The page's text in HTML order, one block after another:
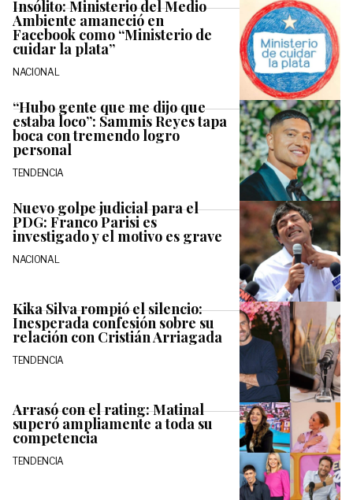
Insólito: Ministerio del Medio
Ambiente amaneció en
Facebook como “Ministerio de
cuidar la plata”
NACIONAL
“Hubo gente que me dijo que
estaba loco”: Sammis Reyes tapa
boca con tremendo logro
personal
TENDENCIA
Nuevo golpe judicial para el
PDG: Franco Parisi es
investigado y el motivo es grave
NACIONAL
Kika Silva rompió el silencio:
Inesperada confesión sobre su
relación con Cristián Arriagada
TENDENCIA
Arrasó con el rating: Matinal
superó ampliamente a toda su
competencia
TENDENCIA